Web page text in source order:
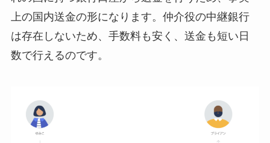
上の国内送金の形になります。仲介役の中継銀行
は存在しないため、手数料も安く、送金も短い日
数で行えるのです。